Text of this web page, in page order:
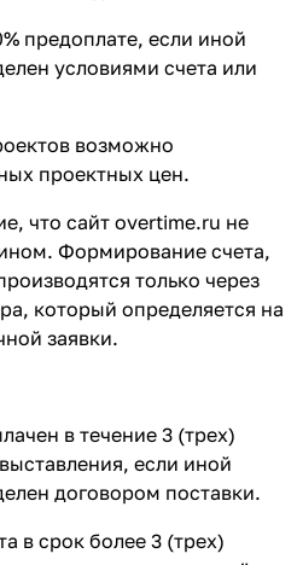
если иной
условиями счета или
возможно
проектных цен.
что сайт overtime.ru не
Формирование счета,
только через
который определяется на
заявки.
в течение 3 (трех)
если иной
договором поставки.
в срок более 3 (трех)